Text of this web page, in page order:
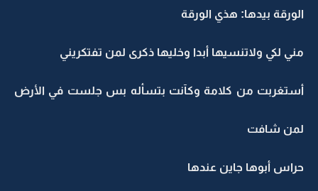
الورقة بيدها: هذي الورقة
مني لكي ولاتنسيها أبدا وخليها ذكرى لمن تفتكريني
أستغربت من كلامة وكآنت بتسأله بس جلست في الأرض
لمن شافت
حراس أبوها جاين عندها